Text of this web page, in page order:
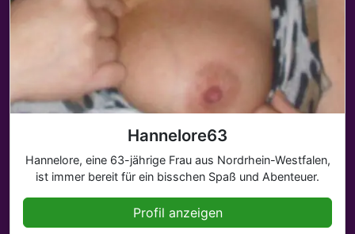
Hannelore63
Hannelore, eine 63-jährige Frau aus Nordrhein-Westfalen,
ist immer bereit für ein bisschen Spaß und Abenteuer.
Profil anzeigen